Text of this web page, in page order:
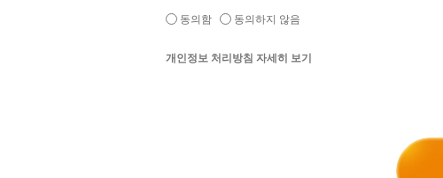
동의함 동의하지 않음
개인정보 처리방침 자세히 보기